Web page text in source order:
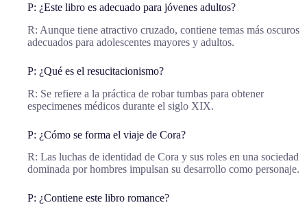
P: ¿Este libro es adecuado para jóvenes adultos?
R: Aunque tiene atractivo cruzado, contiene temas más oscuros
adecuados para adolescentes mayores y adultos.
P: ¿Qué es el resucitacionismo?
R: Se refiere a la práctica de robar tumbas para obtener
especimenes médicos durante el siglo XIX.
P: ¿Cómo se forma el viaje de Cora?
R: Las luchas de identidad de Cora y sus roles en una sociedad
dominada por hombres impulsan su desarrollo como personaje.
P: ¿Contiene este libro romance?